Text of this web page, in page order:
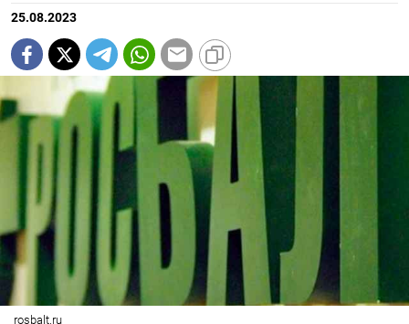
25.08.2023
rosbalt.ru